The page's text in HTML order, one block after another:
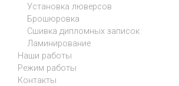
Установка люверсов
Брошюровка
Сшивка дипломных записок
Ламинирование
Наши работы
Режим работы
Контакты